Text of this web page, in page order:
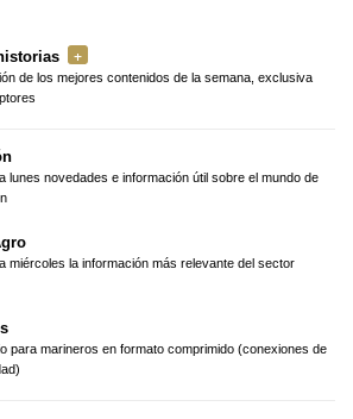
de los mejores contenidos de la semana, exclusiva
lunes novedades e información útil sobre el mundo de
miércoles la información más relevante del sector
para marineros en formato comprimido (conexiones de